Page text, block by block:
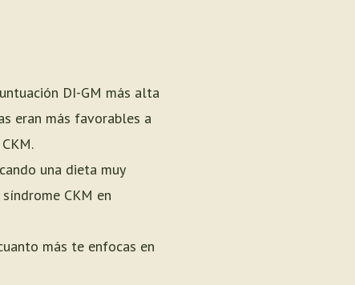
DI-GM más alta
eran más favorables a
una dieta muy
CKM en
más te enfocas en